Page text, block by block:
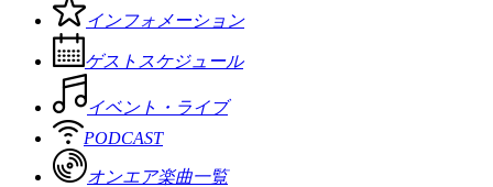
インフォメーション
ゲストスケジュール
イベント・ライブ
PODCAST
オンエア楽曲一覧